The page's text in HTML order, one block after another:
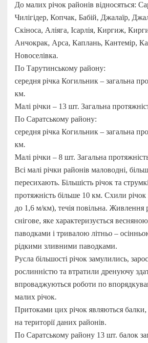
До малих річок районів відносяться:
Чилігідер, Копчак, Бабiй, Джалаїр,
Скіноса, Аліяга, Iсарлiя, Киргиж,
Анчокрак, Арса, Каплань, Кантемiр,
Новоселiвка.
По Тарутинському району:
середня річка Когильник – загальна
км.
Малі річки – 13 шт. Загальна
По Саратському району:
середня річка Когильник – загальна
км.
Малі річки – 8 шт. Загальна
Всі малі річки районів маловодні,
пересихають. Більшість річок та
протяжність більше 10 км. Схили річок
до 1,6 м/км), течія повільна. Живлення
снігове, яке характеризується
паводками і тривалою літньо –
рідкими зливними паводками.
Русла більшості річок замулились,
рослинністю та втратили дренуючу
впроваджуються роботи по
малих річок.
Притоками цих річок являються балки,
на території даних районів.
По Саратському району 13 шт. балок